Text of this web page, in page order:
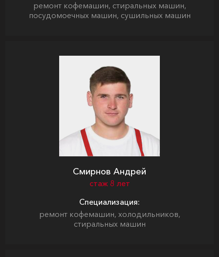
ремонт кофемашин, стиральных машин,
посудомоечных машин, сушильных машин
Смирнов Андрей
стаж 8 лет
Специализация:
ремонт кофемашин, холодильников,
стиральных машин